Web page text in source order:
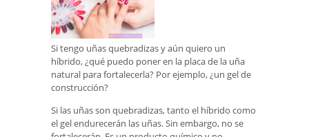
Si tengo uñas quebradizas y aún quiero un
híbrido, ¿qué puedo poner en la placa de la uña
natural para fortalecerla? Por ejemplo, ¿un gel de
construcción?
Si las uñas son quebradizas, tanto el híbrido como
el gel endurecerán las uñas. Sin embargo, no se